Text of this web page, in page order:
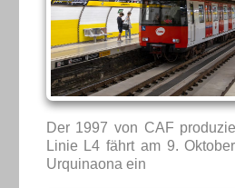
Der 1997 von CAF
Linie L4 fährt am 9.
Urquinaona ein